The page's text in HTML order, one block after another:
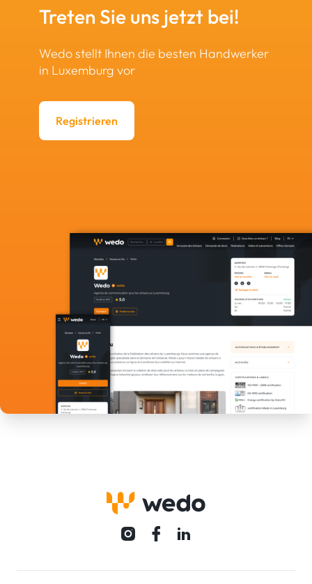
Treten Sie uns jetzt bei!
Wedo stellt Ihnen die besten Handwerker
in Luxemburg vor
Registrieren